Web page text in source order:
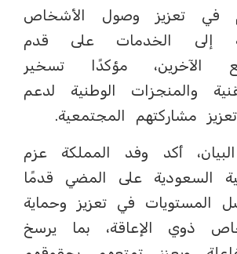
في تعزيز وصول الأشخاص
إلى الخدمات على قدم
الآخرين، مؤكدًا تسخير
والمنجزات الوطنية لدعم
مشاركتهم المجتمعية.
أكد وفد المملكة عزم
السعودية على المضي قدمًا
المستويات في تعزيز وحماية
ذوي الإعاقة، بما يرسخ